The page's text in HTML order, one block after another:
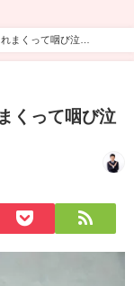
まくって咽び泣
くって咽び泣